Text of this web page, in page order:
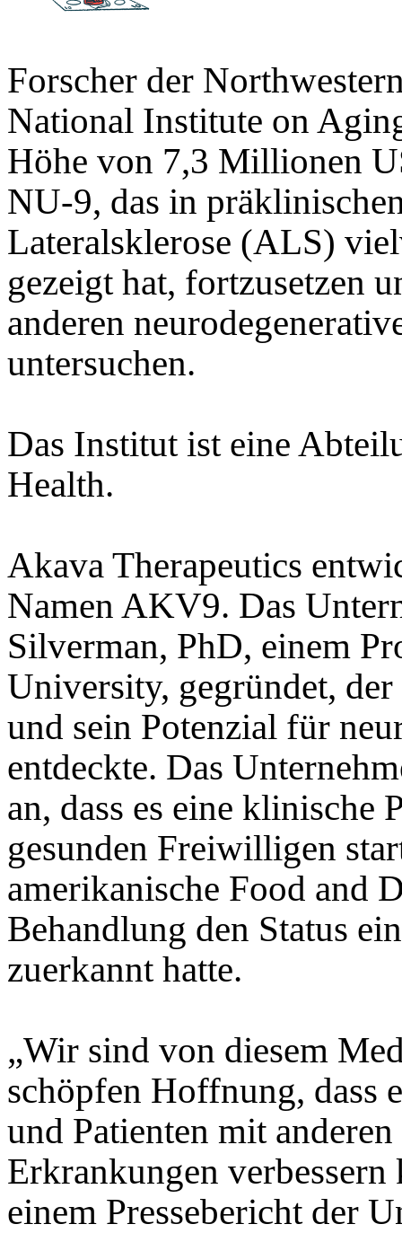
Forscher der
National Institute on
Höhe von 7,3 Millionen
NU-9, das in
Lateralsklerose (ALS)
gezeigt hat, fortzusetzen
anderen
untersuchen.
Das Institut ist eine
Health.
Akava Therapeutics
Namen AKV9. Das
Silverman, PhD, einem
University, gegründet,
und sein Potenzial für
entdeckte. Das
an, dass es eine
gesunden Freiwilligen
amerikanische Food and
Behandlung den Status
zuerkannt hatte.
„Wir sind von diesem
schöpfen Hoffnung, dass
und Patienten mit
Erkrankungen
einem Pressebericht der